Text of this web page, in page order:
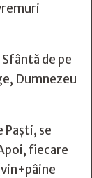
de pe
Dumnezeu
Paşti, se
fiecare